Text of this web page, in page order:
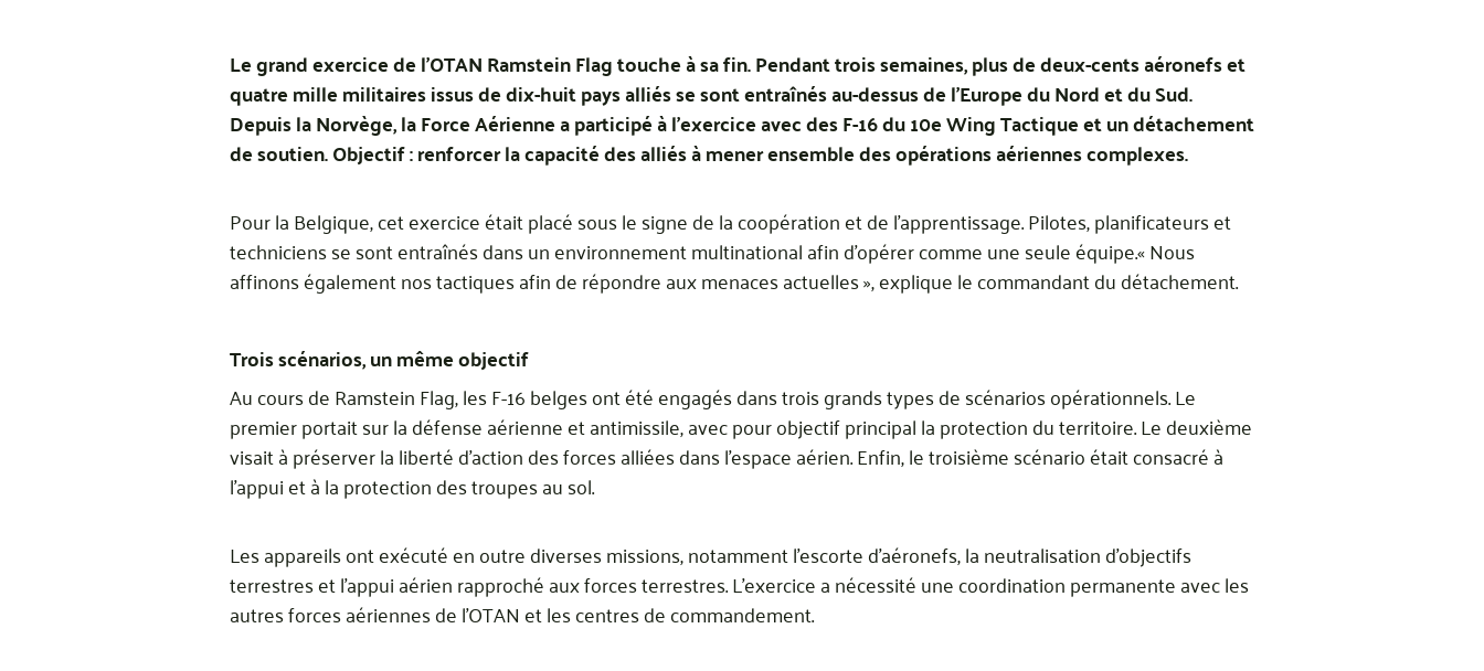
Le grand exercice de l’OTAN Ramstein Flag touche à sa fin. Pendant trois semaines, plus de deux-cents aéronefs et
quatre mille militaires issus de dix-huit pays alliés se sont entraînés au-dessus de l’Europe du Nord et du Sud.
Depuis la Norvège, la Force Aérienne a participé à l’exercice avec des F-16 du 10e Wing Tactique et un détachement
de soutien. Objectif : renforcer la capacité des alliés à mener ensemble des opérations aériennes complexes.
Pour la Belgique, cet exercice était placé sous le signe de la coopération et de l’apprentissage. Pilotes, planificateurs et
techniciens se sont entraînés dans un environnement multinational afin d’opérer comme une seule équipe.« Nous
affinons également nos tactiques afin de répondre aux menaces actuelles », explique le commandant du détachement.
Trois scénarios, un même objectif
Au cours de Ramstein Flag, les F-16 belges ont été engagés dans trois grands types de scénarios opérationnels. Le
premier portait sur la défense aérienne et antimissile, avec pour objectif principal la protection du territoire. Le deuxième
visait à préserver la liberté d’action des forces alliées dans l’espace aérien. Enfin, le troisième scénario était consacré à
l’appui et à la protection des troupes au sol.
Les appareils ont exécuté en outre diverses missions, notamment l’escorte d’aéronefs, la neutralisation d’objectifs
terrestres et l’appui aérien rapproché aux forces terrestres. L’exercice a nécessité une coordination permanente avec les
autres forces aériennes de l’OTAN et les centres de commandement.